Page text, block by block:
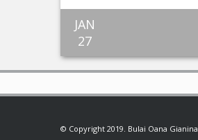
JAN
27
© Copyright 2019. Bulai Oana Gianina